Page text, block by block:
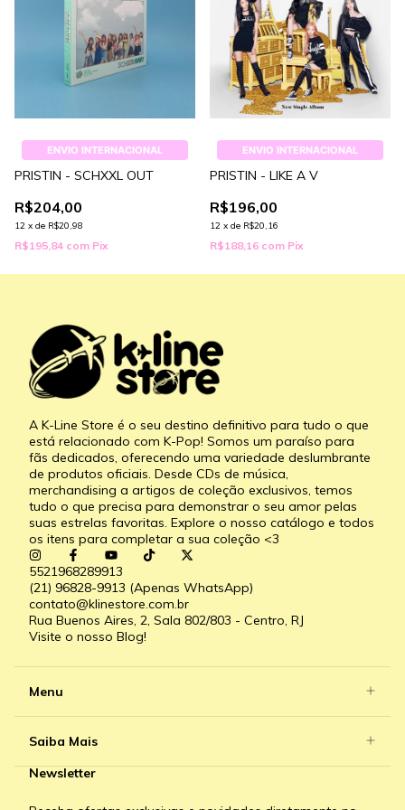
ENVIO INTERNACIONAL
PRISTIN - SCHXXL OUT
R$204,00
12 x de R$20,98
R$195,84 com Pix
ENVIO INTERNACIONAL
PRISTIN - LIKE A V
R$196,00
12 x de R$20,16
R$188,16 com Pix
A K-Line Store é o seu destino definitivo para tudo o que
está relacionado com K-Pop! Somos um paraíso para
fãs dedicados, oferecendo uma variedade deslumbrante
de produtos oficiais. Desde CDs de música,
merchandising a artigos de coleção exclusivos, temos
tudo o que precisa para demonstrar o seu amor pelas
suas estrelas favoritas. Explore o nosso catálogo e todos
os itens para completar a sua coleção <3
5521968289913
(21) 96828-9913 (Apenas WhatsApp)
contato@klinestore.com.br
Rua Buenos Aires, 2, Sala 802/803 - Centro, RJ
Visite o nosso Blog!
Menu
Saiba Mais
Newsletter